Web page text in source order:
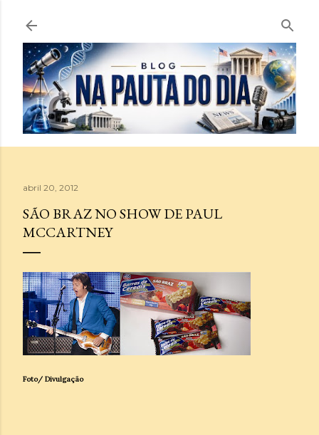
Pular para o conteúdo principal
abril 20, 2012
SÃO BRAZ NO SHOW DE PAUL
MCCARTNEY
Foto/ Divulgação